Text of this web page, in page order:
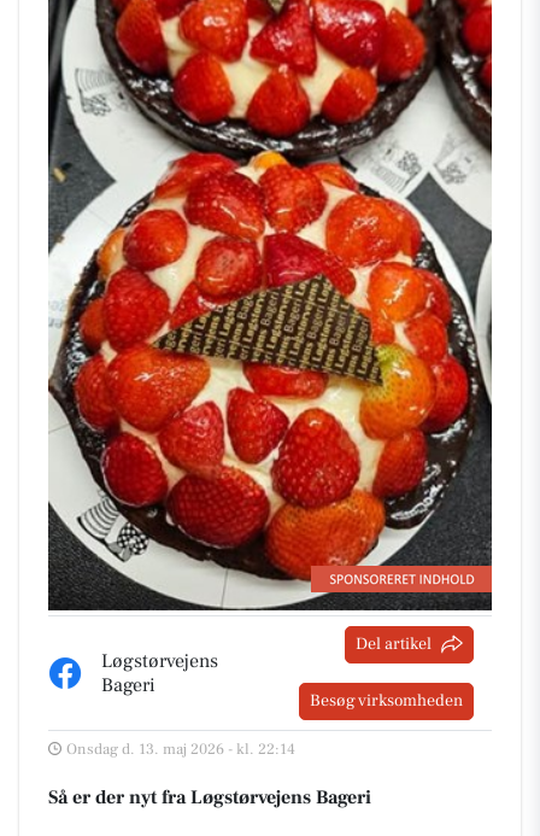
Løgstørvejens
Bageri
Del artikel
Besøg virksomheden
Onsdag d. 13. maj 2026 - kl. 22:14
Så er der nyt fra Løgstørvejens Bageri